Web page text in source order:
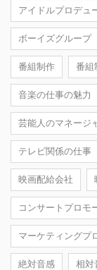
アイドルプロデュ
ボーイズグループ
番組制作 番組
音楽の仕事の魅力
芸能人のマネージ
テレビ関係の仕事
映画配給会社
コンサートプロモ
マーケティングプ
絶対音感 相対